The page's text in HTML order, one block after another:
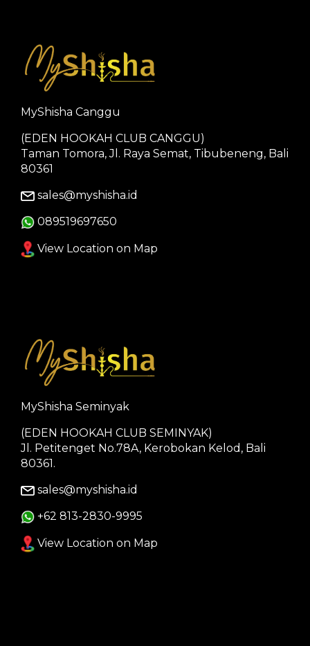
MyShisha Canggu
(EDEN HOOKAH CLUB CANGGU)
Taman Tomora, Jl. Raya Semat, Tibubeneng, Bali
80361
sales@myshisha.id
089519697650
View Location on Map
MyShisha Seminyak
(EDEN HOOKAH CLUB SEMINYAK)
Jl. Petitenget No.78A, Kerobokan Kelod, Bali
80361.
sales@myshisha.id
+62 813-2830-9995
View Location on Map